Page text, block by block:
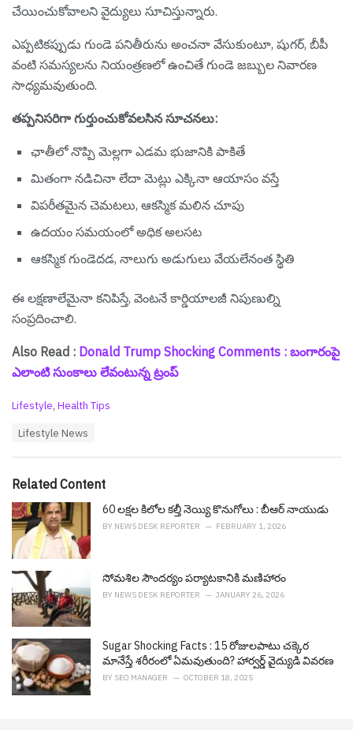
చేయించుకోవాలని వైద్యులు సూచిస్తున్నారు.
ఎప్పటికప్పుడు గుండె పనితీరును అంచనా వేసుకుంటూ, షుగర్‌, బీపీ
వంటి సమస్యలను నియంత్రణలో ఉంచితే గుండె జబ్బుల నివారణ
సాధ్యమవుతుంది.
తప్పనిసరిగా గుర్తుంచుకోవలసిన సూచనలు:
ఛాతీలో నొప్పి మెల్లగా ఎడమ భుజానికి పాకితే
మితంగా నడిచినా లేదా మెట్లు ఎక్కినా ఆయాసం వస్తే
విపరీతమైన చెమటలు, ఆకస్మిక మలిన చూపు
ఉదయం సమయంలో అధిక అలసట
ఆకస్మిక గుండెదడ, నాలుగు అడుగులు వేయలేనంత స్థితి
ఈ లక్షణాలేమైనా కనిపిస్తే, వెంటనే కార్డియాలజీ నిపుణుల్ని
సంప్రదించాలి.
Also Read : Donald Trump Shocking Comments : బంగారంపై
ఎలాంటి సుంకాలు లేవంటున్న ట్రంప్
C
o
r
i
e
s
Lifestyle, Health Tips
:
Lifestyle News
Related Content
60 ల‌క్ష‌ల కిలోల క‌ల్తీ నెయ్యి కొనుగోలు : బీఆర్ నాయుడు
BY NEWS DESK REPORTER FEBRUARY 1, 2026
సోమశిల సౌంద‌ర్యం ప‌ర్యాట‌కానికి మణిహారం
BY NEWS DESK REPORTER JANUARY 26, 2026
Sugar Shocking Facts : 15 రోజులపాటు చక్కెర
మానేస్తే శరీరంలో ఏమవుతుంది? హార్వర్డ్‌ వైద్యుడి వివరణ
BY SEO MANAGER OCTOBER 18, 2025